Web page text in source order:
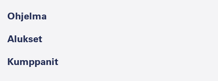
Ohjelma
Alukset
Kumppanit